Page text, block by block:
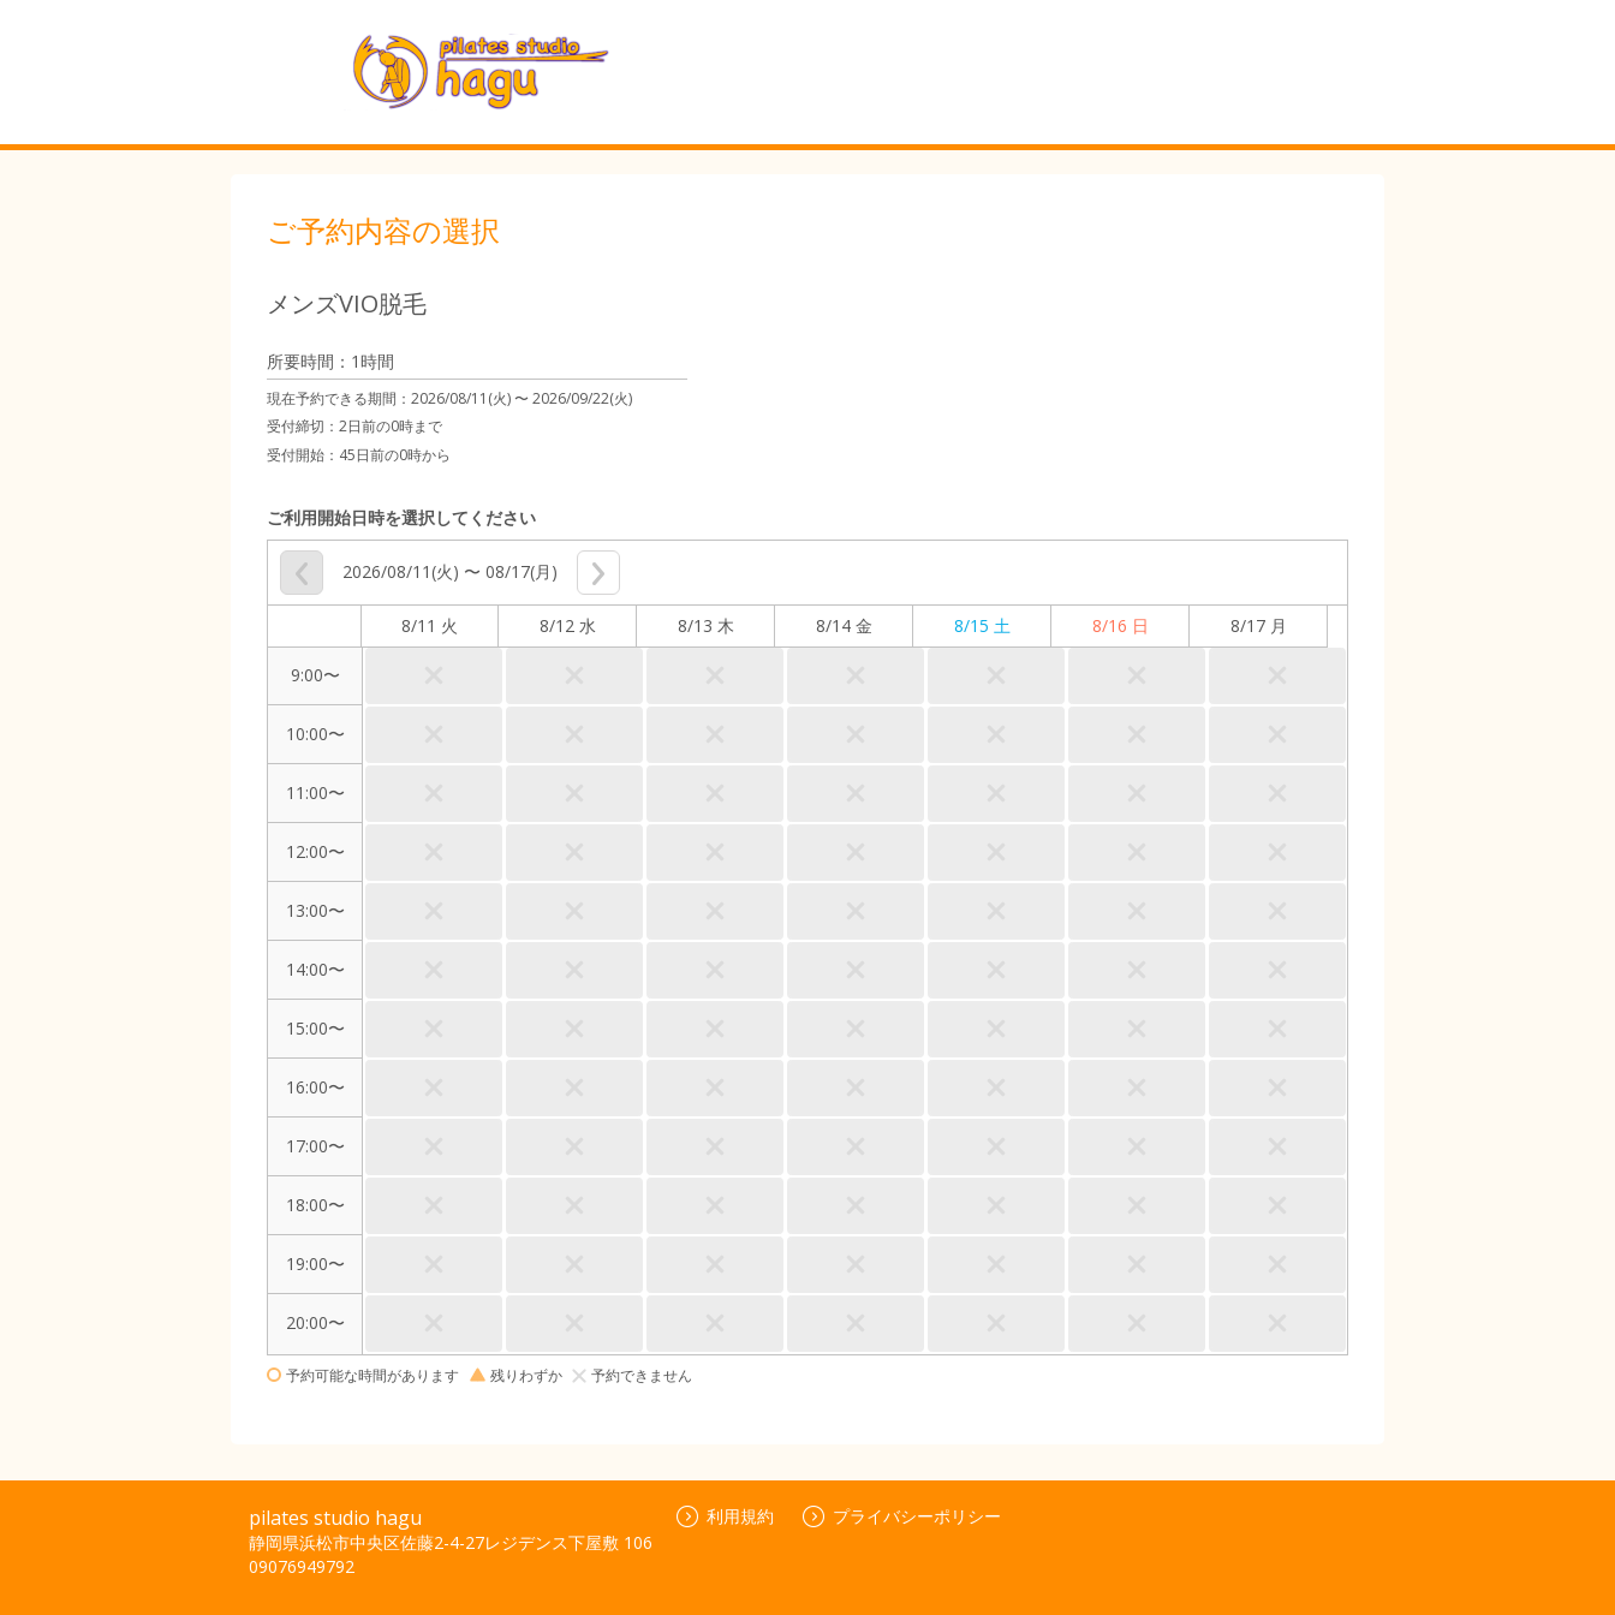
ご予約内容の選択
メンズVIO脱毛
所要時間：1時間
現在予約できる期間： 2026/08/11(火) 〜2026/09/22(火)
受付締切： 2日前の0時まで
受付開始： 45日前の0時から
ご利用開始日時を選択してください
2026/08/11(火) 〜 08/17(月)
8/11 火 8/12 水 8/13 木 8/14 金 8/15 土 8/16 日 8/17 月
9:00〜
10:00〜
11:00〜
12:00〜
13:00〜
14:00〜
15:00〜
16:00〜
17:00〜
18:00〜
19:00〜
20:00〜
予約可能な時間があります 残りわずか 予約できません
pilates studio hagu
静岡県浜松市中央区佐藤2-4-27レジデンス下屋敷 106
09076949792
利用規約 プライバシーポリシー